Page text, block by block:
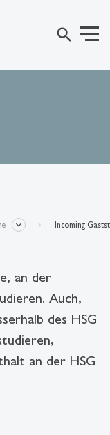
search
Incoming
an der
Auch,
des HSG
an der HSG